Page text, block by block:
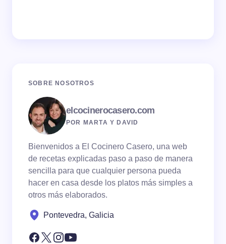
SOBRE NOSOTROS
elcocinerocasero.com
POR MARTA Y DAVID
Bienvenidos a El Cocinero Casero, una web
de recetas explicadas paso a paso de manera
sencilla para que cualquier persona pueda
hacer en casa desde los platos más simples a
otros más elaborados.
Pontevedra, Galicia